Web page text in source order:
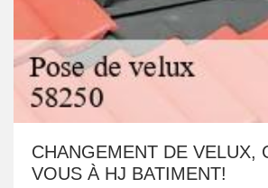
CHANGEMENT DE VELUX,
VOUS À HJ BATIMENT!